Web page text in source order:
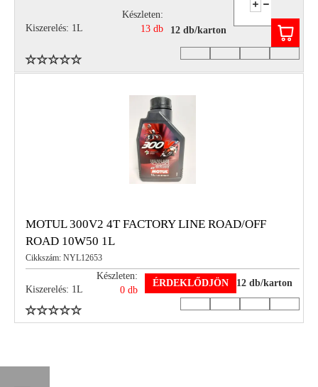
Kiszerelés: 1L
Készleten:
13 db
12 db/karton
MOTUL 300V2 4T FACTORY LINE ROAD/OFF
ROAD 10W50 1L
Cikkszám: NYL12653
Kiszerelés: 1L
Készleten:
0 db
ÉRDEKLŐDJÖN 12 db/karton